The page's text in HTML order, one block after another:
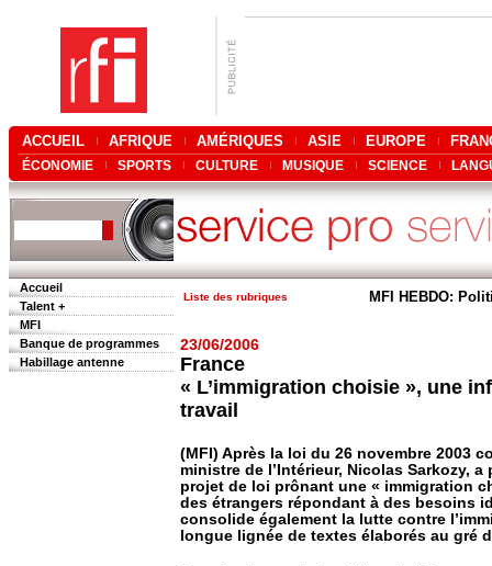
ACCUEIL AFRIQUE AMÉRIQUES ASIE EUROPE
ÉCONOMIE SPORTS CULTURE MUSIQUE SCIENCE
Accueil
Talent +
MFI
Banque de programmes
Habillage antenne
Liste des rubriques MFI HEBDO:
23/06/2006
France
« L’immigration choisie », une
travail
(MFI) Après la loi du 26 novembre 2003
ministre de l’Intérieur, Nicolas Sarkozy,
projet de loi prônant une « immigration
des étrangers répondant à des besoins
consolide également la lutte contre
longue lignée de textes élaborés au gré